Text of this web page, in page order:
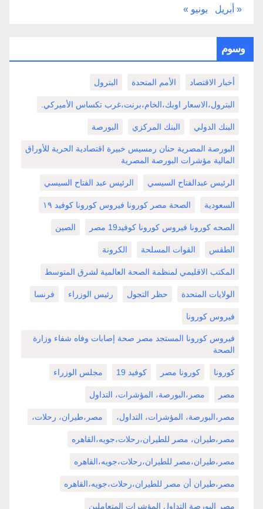
« أبريل يونيو »
وسوم
أخبار الاقتصاد الأمم المتحدة البترول
البترول،الاسعار اوبك،الخام،برنت،غرب تكساس الأميركي.
البنك الدولي البنك المركزي البورصة
البورصة المصرية حنان رمسيس خبيرة اقتصادية الحرية للأوراق
المالية مؤشرات البورصة المصرية
الرئيس عبدالفتاح السيسي الرئيس عبد الفتاح السيسي
السعودية الصحة مصر كورونا فيروس كورونا كوفيد ١٩
الصحه كورونا فيروس كورونا كوفيد19 مصر الصين
الطقس القوات المسلحة الكرونة
المكتب الاقليمي لمنظمة الصحة العالمية لشرق المتوسط
الولايات المتحدة حظر التجول رئيس الوزراء فرنسا
فيروس كورونا
فيروس كورونا المستجد مصر صحة إصابات وفاه شفاء وزارة
الصحة
كورونا كورونا مصر كوفيد 19 مجلس الوزراء
مصر مصر،البورصة، المؤشرات، التداول
مصر،البورصة، المؤشرات، التداول، مصر،طيران، رحلات،
مصر،طيران، مصر للطيران،رحلات،جويه،القاهره
مصر،طيران،مصر للطيران،رحلات،جويه،القاهره
مصر،طيران أن مصر للطيران،رحلات،جويه،القاهره
مصر البورصة التداول المؤشرات المتعاملين